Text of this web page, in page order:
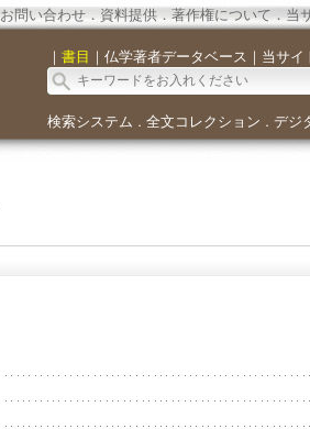
お問い合わせ． 資料提供．著作権について．当
｜ 書目 ｜ 仏学著者データベース ｜ 当サイ
検索システム ． 全文コレクション ． デジ